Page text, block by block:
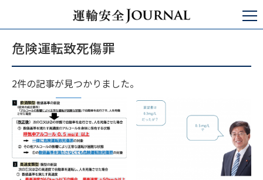
危険運転致死傷罪
危険運転致死傷罪
2件の記事が見つかりました。